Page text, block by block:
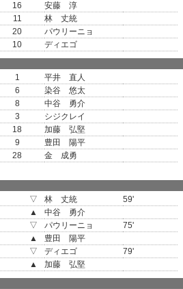
16
安藤 淳
11
林 丈統
20
パウリーニョ
10
ディエゴ
1
平井 直人
6
染谷 悠太
8
中谷 勇介
3
シジクレイ
18
加藤 弘堅
9
豊田 陽平
28 金 成勇
▽
林 丈統
59'
▲
中谷 勇介
▽
パウリーニョ
75'
▲
豊田 陽平
▽
ディエゴ
79'
▲
加藤 弘堅